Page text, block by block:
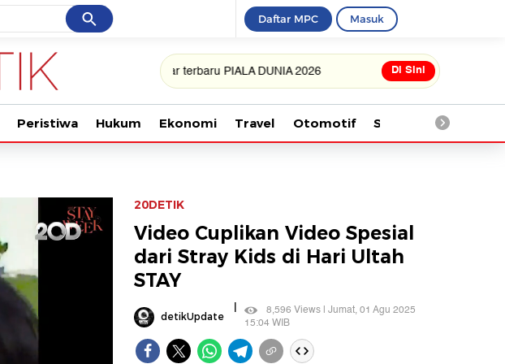
Cancel Daftar MPC Masuk
Tonton kabar terbaru PIALA DUNIA 2026 Di Sini
Peristiwa Hukum Ekonomi Travel Otomotif Saintek
20DETIK
Video Cuplikan Video Spesial
dari Stray Kids di Hari Ultah
STAY
detikUpdate |
8,596 Views | Jumat, 01 Agu 2025
15:04 WIB